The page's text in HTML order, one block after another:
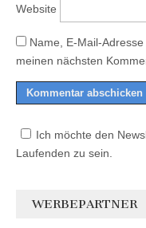
Website
Name, E-Mail-
meinen nächsten
Ich möchte den
Laufenden zu sein.
WERBEPARTNER